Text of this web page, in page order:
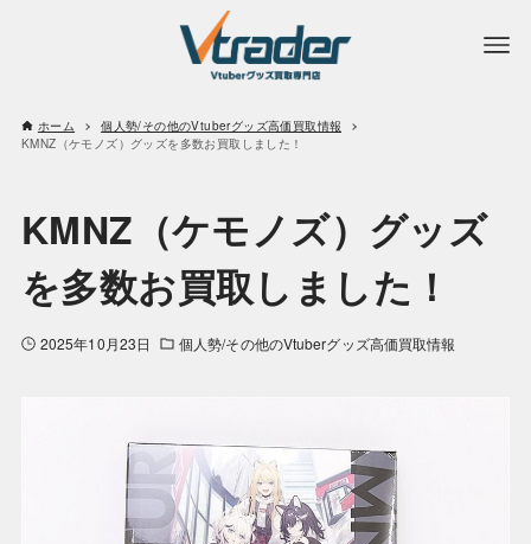
ホーム
個人勢/その他のVtuberグッズ高価買取情報
KMNZ（ケモノズ）グッズを多数お買取しました！
KMNZ（ケモノズ）グッズ
を多数お買取しました！
2025年10月23日 個人勢/その他のVtuberグッズ高価買取情報